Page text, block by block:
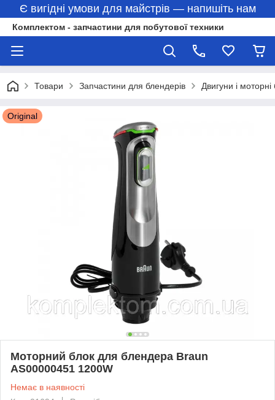
Є вигідні умови для майстрів — напишіть нам
Комплектом - запчастини для побутової техники
Товари Запчастини для блендерів Двигуни і моторні
Original
Моторний блок для блендера Braun
AS00000451 1200W
Немає в наявності